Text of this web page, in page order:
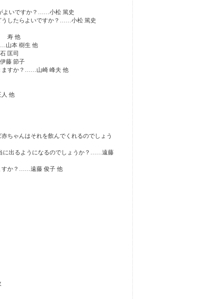
よいですか？……小松 篤史
うしたらよいですか？……小松 篤史
寿 他
山本 樹生 他
匡司
藤 節子
ますか？……山崎 峰夫 他
他
ちゃんはそれを飲んでくれるのでしょう
に出るようになるのでしょうか？……遠藤
すか？……遠藤 俊子 他